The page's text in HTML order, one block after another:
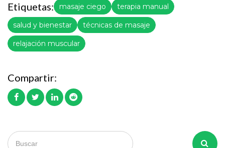
Etiquetas: masaje ciego terapia manual
salud y bienestar técnicas de masaje
relajación muscular
Compartir: